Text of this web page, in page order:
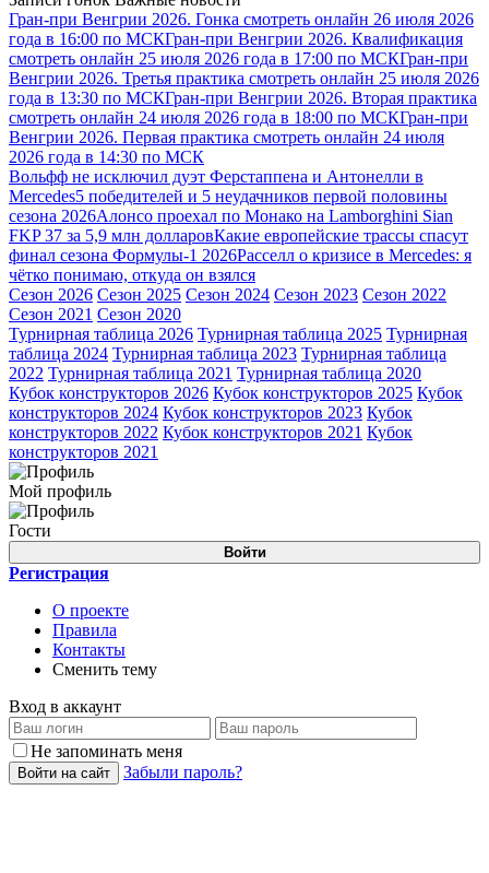
Гран-при Венгрии 2026. Гонка смотреть онлайн 26 июля 2026
года в 16:00 по МСКГран-при Венгрии 2026. Квалификация
смотреть онлайн 25 июля 2026 года в 17:00 по МСКГран-при
Венгрии 2026. Третья практика смотреть онлайн 25 июля 2026
года в 13:30 по МСКГран-при Венгрии 2026. Вторая практика
смотреть онлайн 24 июля 2026 года в 18:00 по МСКГран-при
Венгрии 2026. Первая практика смотреть онлайн 24 июля
2026 года в 14:30 по МСК
Вольфф не исключил дуэт Ферстаппена и Антонелли в
Mercedes5 победителей и 5 неудачников первой половины
сезона 2026Алонсо проехал по Монако на Lamborghini Sian
FKP 37 за 5,9 млн долларовКакие европейские трассы спасут
финал сезона Формулы-1 2026Расселл о кризисе в Mercedes: я
чётко понимаю, откуда он взялся
Сезон 2026 Сезон 2025 Сезон 2024 Сезон 2023 Сезон 2022
Сезон 2021 Сезон 2020
Турнирная таблица 2026 Турнирная таблица 2025 Турнирная
таблица 2024 Турнирная таблица 2023 Турнирная таблица
2022 Турнирная таблица 2021 Турнирная таблица 2020
Кубок конструкторов 2026 Кубок конструкторов 2025 Кубок
конструкторов 2024 Кубок конструкторов 2023 Кубок
конструкторов 2022 Кубок конструкторов 2021 Кубок
конструкторов 2021
Мой профиль
Гости
Войти
Регистрация
О проекте
Правила
Контакты
Сменить тему
Вход в аккаунт
Не запоминать меня
Войти на сайт Забыли пароль?